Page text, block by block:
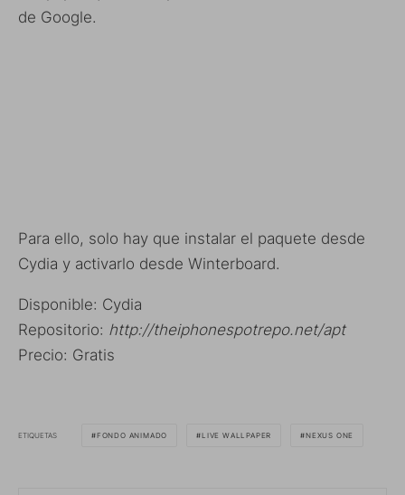
de Google.
Para ello, solo hay que instalar el paquete desde
Cydia y activarlo desde Winterboard.
Disponible: Cydia
Repositorio: http://theiphonespotrepo.net/apt
Precio: Gratis
ETIQUETAS FONDO ANIMADO LIVE WALLPAPER NEXUS ONE